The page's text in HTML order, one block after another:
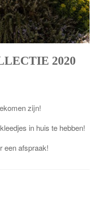
2020
zijn!
in huis te hebben!
een afspraak!